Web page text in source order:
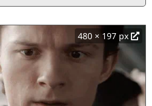
480 × 197 px